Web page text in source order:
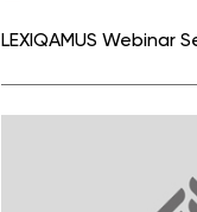
LEXIQAMUS Webinar